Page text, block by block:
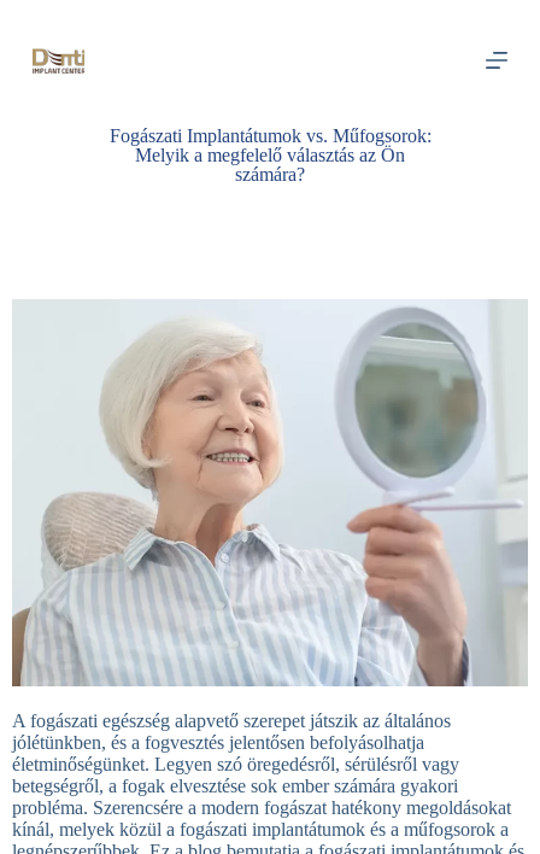
k
Fogászati Implantátumok vs. Műfogsorok:
Melyik a megfelelő választás az Ön
számára?
A fogászati egészség alapvető szerepet játszik az általános
jólétünkben, és a fogvesztés jelentősen befolyásolhatja
életminőségünket. Legyen szó öregedésről, sérülésről vagy
betegségről, a fogak elvesztése sok ember számára gyakori
probléma. Szerencsére a modern fogászat hatékony megoldásokat
kínál, melyek közül a fogászati implantátumok és a műfogsorok a